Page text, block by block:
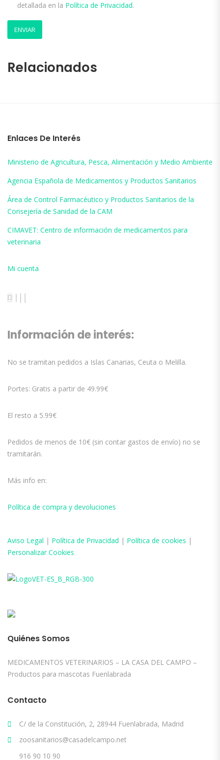
detallada en la Política de Privacidad.
Relacionados
Enlaces De Interés
Ministerio de Agricultura, Pesca, Alimentación y Medio Ambiente
Agencia Española de Medicamentos y Productos Sanitarios
Área de Control Farmacéutico y Productos Sanitarios de la
Consejería de Sanidad de la CAM
CIMAVET: Centro de información de medicamentos para
veterinaria
Mi cuenta
Información de interés:
No se tramitan pedidos a Islas Canarias, Ceuta o Melilla.
Portes: Gratis a partir de 49.99€
El resto a 5.99€
Pedidos de menos de 10€ (sin contar gastos de envío) no se
tramitarán.
Más info en:
Política de compra y devoluciones
Aviso Legal | Política de Privacidad | Política de cookies |
Personalizar Cookies
Quiénes Somos
MEDICAMENTOS VETERINARIOS – LA CASA DEL CAMPO –
Productos para mascotas Fuenlabrada
Contacto
C/ de la Constitución, 2, 28944 Fuenlabrada, Madrid
zoosanitarios@casadelcampo.net
916 90 10 90